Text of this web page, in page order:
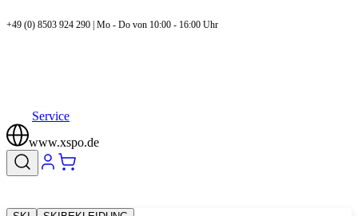
+49 (0) 8503 924 290 | Mo - Do von 10:00 - 16:00 Uhr
Service
www.xspo.de